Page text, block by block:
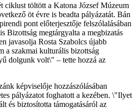
ciklust töltött a Katona József Múzeum
öt évre is beadta pályázatát. Bán
pont előterjesztője felszólalásában
Bizottság megtárgyalta a megbizatás
javasolja Rosta Szabolcs újabb
a szakmai kulturális bizottság
dolgunk volt\" – tette hozzá az
képviselője hozzászólásában
pályázatot foghatott a kezében. \"Ilyet
és biztosította támogatásáról az